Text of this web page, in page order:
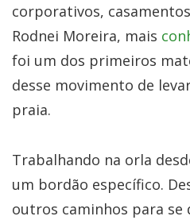
corporativos,
Rodnei Moreira, mais
foi um dos primeiros
desse movimento de
praia.
Trabalhando na orla
um bordão específico.
outros caminhos para